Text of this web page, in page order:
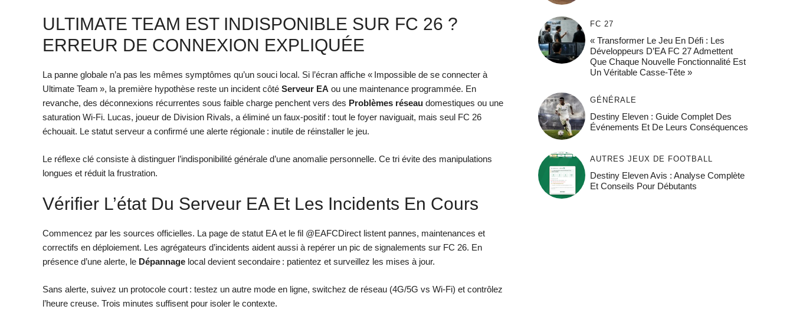
ULTIMATE TEAM EST INDISPONIBLE SUR FC 26 ?
ERREUR DE CONNEXION EXPLIQUÉE
La panne globale n’a pas les mêmes symptômes qu’un souci local. Si l’écran affiche « Impossible de se connecter à
Ultimate Team », la première hypothèse reste un incident côté Serveur EA ou une maintenance programmée. En
revanche, des déconnexions récurrentes sous faible charge penchent vers des Problèmes réseau domestiques ou une
saturation Wi‑Fi. Lucas, joueur de Division Rivals, a éliminé un faux-positif : tout le foyer naviguait, mais seul FC 26
échouait. Le statut serveur a confirmé une alerte régionale : inutile de réinstaller le jeu.
Le réflexe clé consiste à distinguer l’indisponibilité générale d’une anomalie personnelle. Ce tri évite des manipulations
longues et réduit la frustration.
Vérifier L’état Du Serveur EA Et Les Incidents En Cours
Commencez par les sources officielles. La page de statut EA et le fil @EAFCDirect listent pannes, maintenances et
correctifs en déploiement. Les agrégateurs d’incidents aident aussi à repérer un pic de signalements sur FC 26. En
présence d’une alerte, le Dépannage local devient secondaire : patientez et surveillez les mises à jour.
Sans alerte, suivez un protocole court : testez un autre mode en ligne, switchez de réseau (4G/5G vs Wi‑Fi) et contrôlez
l’heure creuse. Trois minutes suffisent pour isoler le contexte.
FC 27
« Transformer Le Jeu En Défi : Les
Développeurs D’EA FC 27 Admettent
Que Chaque Nouvelle Fonctionnalité Est
Un Véritable Casse-Tête »
GÉNÉRALE
Destiny Eleven : Guide Complet Des
Événements Et De Leurs Conséquences
AUTRES JEUX DE FOOTBALL
Destiny Eleven Avis : Analyse Complète
Et Conseils Pour Débutants